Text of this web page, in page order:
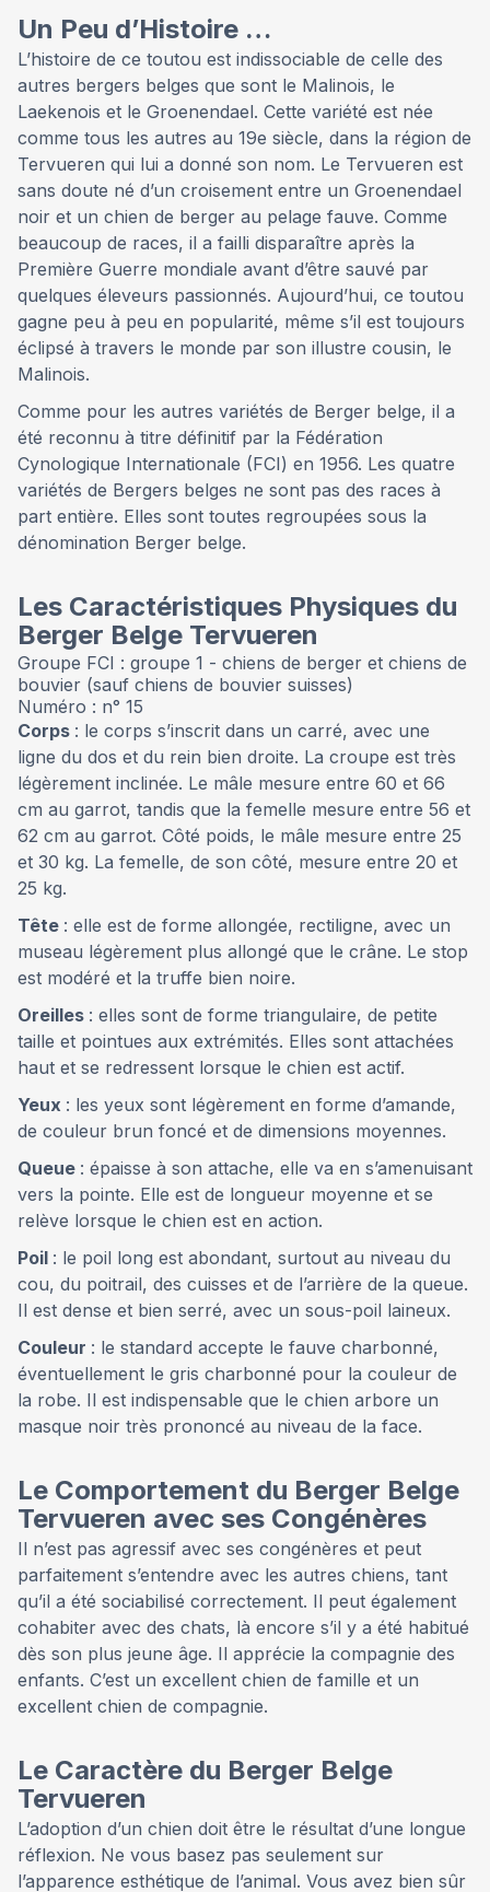
Un Peu d’Histoire …
L’histoire de ce toutou est indissociable de celle des
autres bergers belges que sont le Malinois, le
Laekenois et le Groenendael. Cette variété est née
comme tous les autres au 19e siècle, dans la région de
Tervueren qui lui a donné son nom. Le Tervueren est
sans doute né d’un croisement entre un Groenendael
noir et un chien de berger au pelage fauve. Comme
beaucoup de races, il a failli disparaître après la
Première Guerre mondiale avant d’être sauvé par
quelques éleveurs passionnés. Aujourd’hui, ce toutou
gagne peu à peu en popularité, même s’il est toujours
éclipsé à travers le monde par son illustre cousin, le
Malinois.
Comme pour les autres variétés de Berger belge, il a
été reconnu à titre définitif par la Fédération
Cynologique Internationale (FCI) en 1956. Les quatre
variétés de Bergers belges ne sont pas des races à
part entière. Elles sont toutes regroupées sous la
dénomination Berger belge.
Les Caractéristiques Physiques du
Berger Belge Tervueren
Groupe FCI : groupe 1 - chiens de berger et chiens de
bouvier (sauf chiens de bouvier suisses)
Numéro : n° 15
Corps : le corps s’inscrit dans un carré, avec une
ligne du dos et du rein bien droite. La croupe est très
légèrement inclinée. Le mâle mesure entre 60 et 66
cm au garrot, tandis que la femelle mesure entre 56 et
62 cm au garrot. Côté poids, le mâle mesure entre 25
et 30 kg. La femelle, de son côté, mesure entre 20 et
25 kg.
Tête : elle est de forme allongée, rectiligne, avec un
museau légèrement plus allongé que le crâne. Le stop
est modéré et la truffe bien noire.
Oreilles : elles sont de forme triangulaire, de petite
taille et pointues aux extrémités. Elles sont attachées
haut et se redressent lorsque le chien est actif.
Yeux : les yeux sont légèrement en forme d’amande,
de couleur brun foncé et de dimensions moyennes.
Queue : épaisse à son attache, elle va en s’amenuisant
vers la pointe. Elle est de longueur moyenne et se
relève lorsque le chien est en action.
Poil : le poil long est abondant, surtout au niveau du
cou, du poitrail, des cuisses et de l’arrière de la queue.
Il est dense et bien serré, avec un sous-poil laineux.
Couleur : le standard accepte le fauve charbonné,
éventuellement le gris charbonné pour la couleur de
la robe. Il est indispensable que le chien arbore un
masque noir très prononcé au niveau de la face.
Le Comportement du Berger Belge
Tervueren avec ses Congénères
Il n’est pas agressif avec ses congénères et peut
parfaitement s’entendre avec les autres chiens, tant
qu’il a été sociabilisé correctement. Il peut également
cohabiter avec des chats, là encore s’il y a été habitué
dès son plus jeune âge. Il apprécie la compagnie des
enfants. C’est un excellent chien de famille et un
excellent chien de compagnie.
Le Caractère du Berger Belge
Tervueren
L’adoption d’un chien doit être le résultat d’une longue
réflexion. Ne vous basez pas seulement sur
l’apparence esthétique de l’animal. Vous avez bien sûr